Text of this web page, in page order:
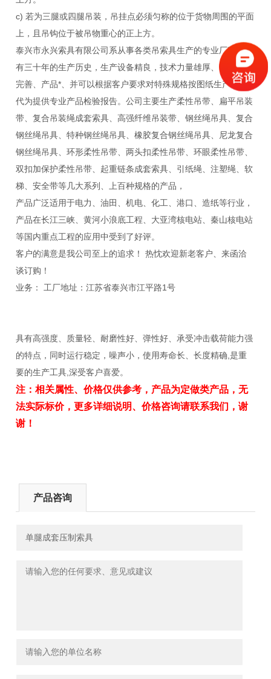
c) 若为三腿或四腿吊装，吊挂点必须匀称的位于货物周围的平面
上，且吊钩位于被吊物重心的正上方。
泰兴市永兴索具有限公司系从事各类吊索具生产的专业厂家，已
有三十年的生产历史，生产设备精良，技术力量雄厚、管理体系
完善、产品*、并可以根据客户要求对特殊规格按图纸生产，并
代为提供专业产品检验报告。公司主要生产柔性吊带、扁平吊装
带、复合吊装绳成套索具、高强纤维吊装带、钢丝绳吊具、复合
钢丝绳吊具、特种钢丝绳吊具、橡胶复合钢丝绳吊具、尼龙复合
钢丝绳吊具、环形柔性吊带、两头扣柔性吊带、环眼柔性吊带、
双扣加保护柔性吊带、起重链条成套索具、引纸绳、注塑绳、软
梯、安全带等几大系列、上百种规格的产品，
产品广泛适用于电力、油田、机电、化工、港口、造纸等行业，
产品在长江三峡、黄河小浪底工程、大亚湾核电站、秦山核电站
等国内重点工程的应用中受到了好评。
客户的满意是我公司至上的追求！ 热忱欢迎新老客户、来函洽
谈订购！
业务： 工厂地址：江苏省泰兴市江平路1号
具有高强度、质量轻、耐磨性好、弹性好、承受冲击载荷能力强
的特点，同时运行稳定，噪声小，使用寿命长、长度精确,是重
要的生产工具,深受客户喜爱。
注：相关属性、价格仅供参考，产品为定做类产品，无
法实际标价，更多详细说明、价格咨询请联系我们，谢
谢！
产品咨询